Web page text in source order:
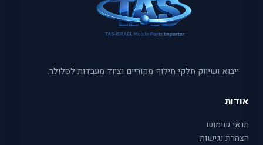
ייבוא ושיווק חלקי חילוף מקוריים וציוד מעבדות לסלולר.
אודות
תנאי שימוש
הצהרת נגישות